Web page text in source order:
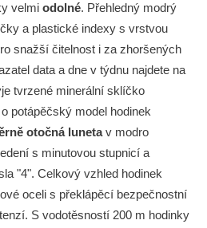
velmi odolné. Přehledný modrý
a plastické indexy s vrstvou
snažší čitelnost i za zhoršených
data a dne v týdnu najdete na
tvrzené minerální sklíčko
potápěčský model hodinek
otočná lunetav modro
s minutovou stupnicí a
"4". Celkový vzhled hodinek
oceli s překlápěcí bezpečnostní
S vodotěsností 200 m hodinky